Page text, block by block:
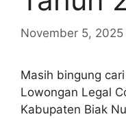
November 5, 2025
Masih bingung
Lowongan Legal
Kabupaten Biak